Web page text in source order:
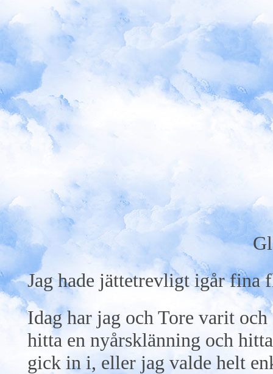
Jag hade jättetrevligt igår fina
Idag har jag och Tore varit
hitta en nyårsklänning och
gick in i, eller jag valde helt